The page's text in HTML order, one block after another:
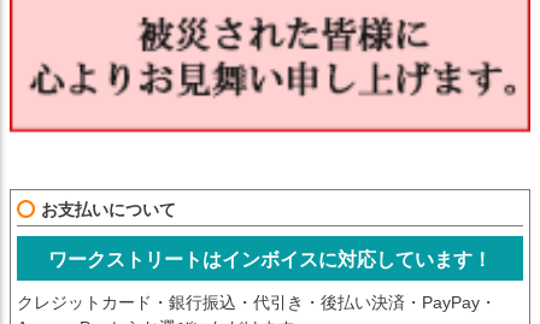
お支払いについて
ワークストリートはインボイスに対応しています！
クレジットカード・銀行振込・代引き・後払い決済・PayPay・